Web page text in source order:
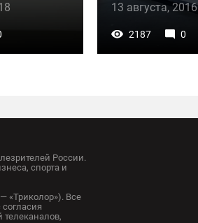
13 августа, 2016
2187 0
России.
спорта и
«Триколор»). Все